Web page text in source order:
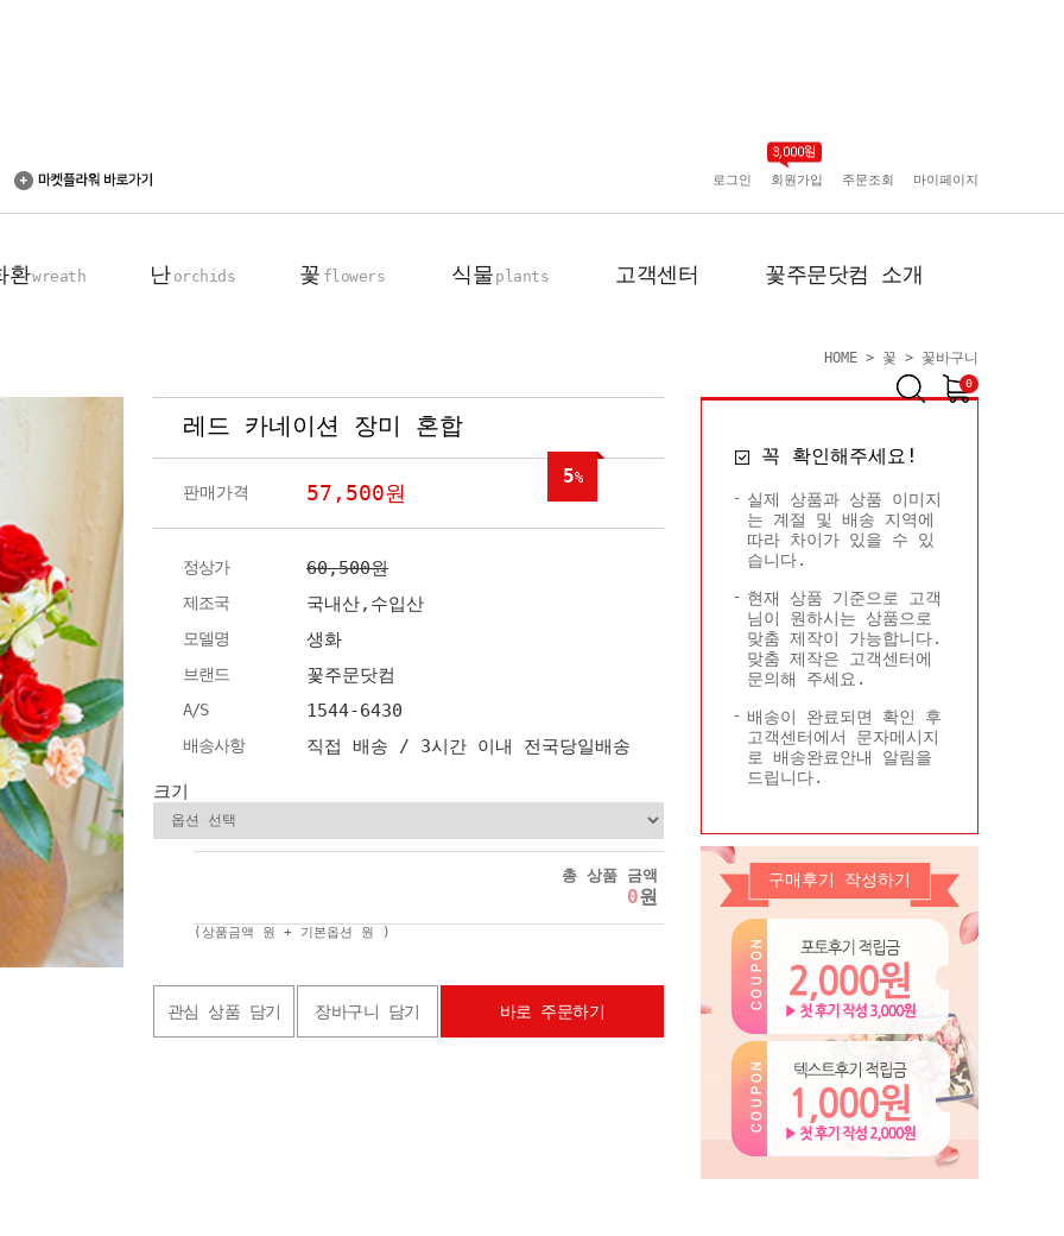
로그인 회원가입 주문조회 마이페이지
환wreath 난 orchids 꽃 flowers 식물 plants 고객센터 꽃주문닷컴 소개
0
동양란
서양란
꽃다발
꽃바구니
장미100송이
탁상용 화분
관엽 식물
포토리뷰
회사 연혁
플로플로소개
회원사 현황
콜롬비아현황
HOME > 꽃 > 꽃바구니
꼭 확인해주세요!
실제 상품과 상품 이미지
는 계절 및 배송 지역에
따라 차이가 있을 수 있
습니다.
현재 상품 기준으로 고객
님이 원하시는 상품으로
맞춤 제작이 가능합니다.
맞춤 제작은 고객센터에
문의해 주세요.
배송이 완료되면 확인 후
고객센터에서 문자메시지
로 배송완료안내 알림을
드립니다.
구매후기 작성하기
레드 카네이션 장미 혼합
판매가격 57,500원
5%
정상가 60,500원
제조국 국내산,수입산
모델명 생화
브랜드 꽃주문닷컴
A/S 1544-6430
배송사항 직접 배송 / 3시간 이내 전국당일배송
크기
총 상품 금액
0원
(상품금액 원 + 기본옵션 원 )
관심 상품 담기 장바구니 담기 바로 주문하기